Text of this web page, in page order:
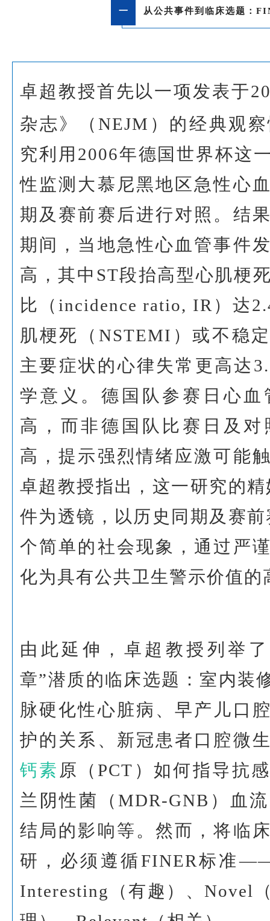
一 从公共事件到临床选题：
卓超教授首先以一项发表于
杂志》（NEJM）的经典观
究利用2006年德国世界杯这
性监测大慕尼黑地区急性心
期及赛前赛后进行对照。结
期间，当地急性心血管事件
高，其中ST段抬高型心肌梗
比（incidence ratio, IR）达
肌梗死（NSTEMI）或不稳
主要症状的心律失常更高达
学意义。德国队参赛日心
高，而非德国队比赛日及
高，提示强烈情绪应激可能
卓超教授指出，这一研究的
件为透镜，以历史同期及赛
个简单的社会现象，通过严
化为具有公共卫生警示价值的
由此延伸，卓超教授列举
章”潜质的临床选题：室内装
脉硬化性心脏病、早产儿口
护的关系、新冠患者口腔微
钙素 原（PCT）如何指导抗
兰阴性菌（MDR-GNB）血
结局的影响等。然而，将临
研，必须遵循FINER标准
Interesting（有趣）、Novel